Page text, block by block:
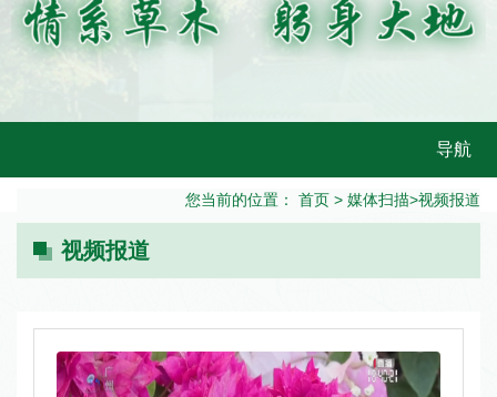
导航
您当前的位置： 首页 > 媒体扫描>视频报道
视频报道